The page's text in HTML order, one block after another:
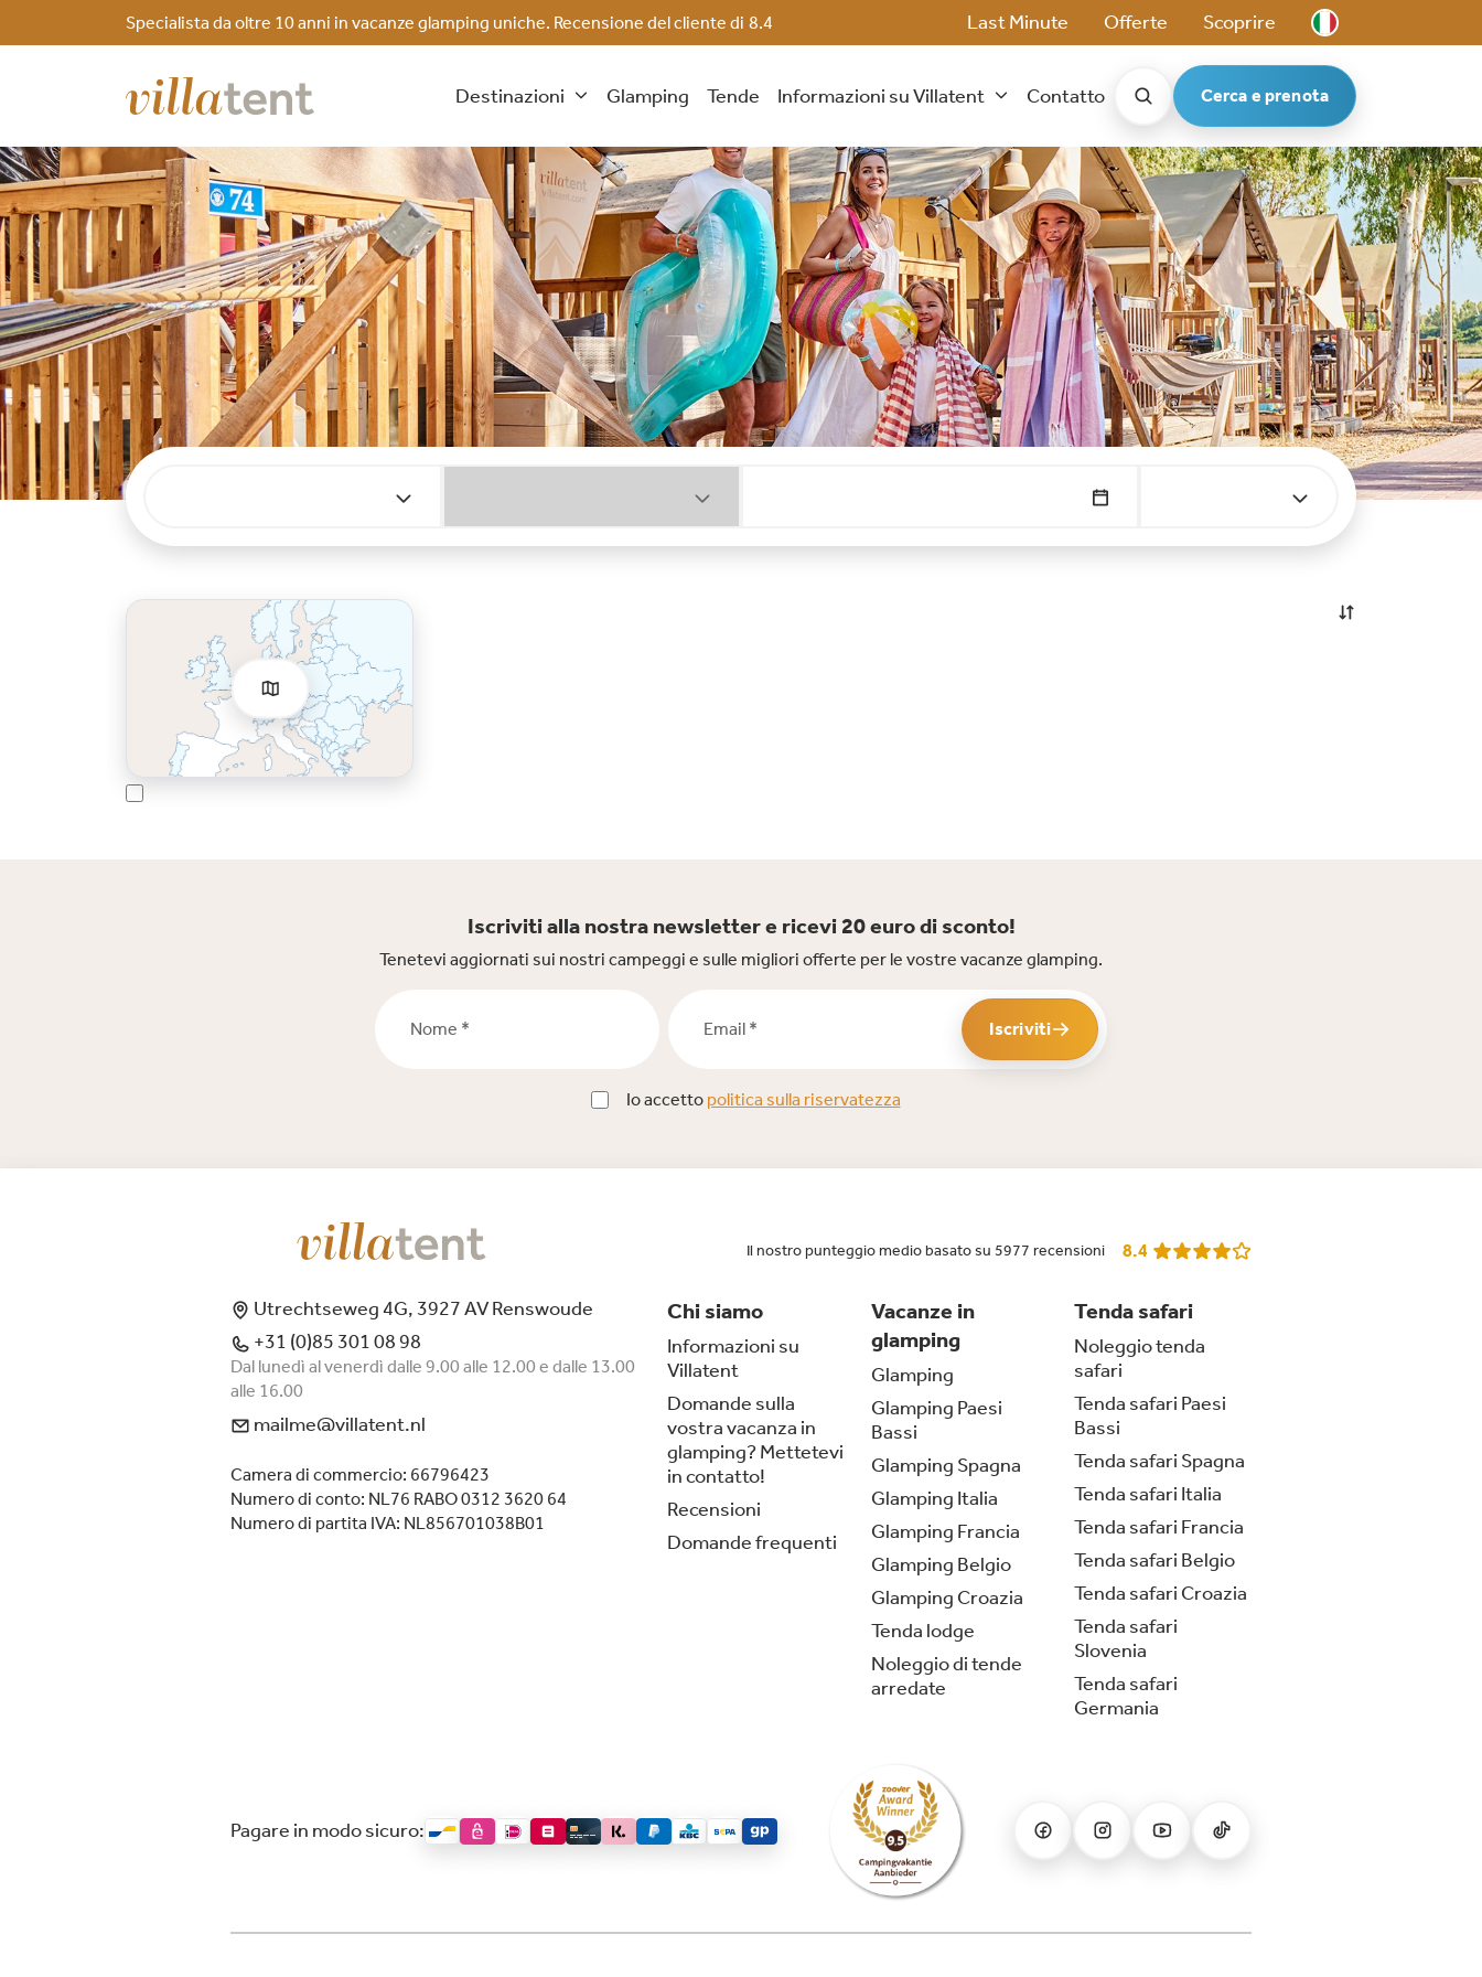
Specialista da oltre 10 anni in vacanze glamping uniche. Recensione del cliente di 8.4 Last Minute Offerte Scoprire
Destinazioni Glamping Tende Informazioni su Villatent Contatto Cerca e prenota
Iscriviti alla nostra newsletter e ricevi 20 euro di sconto!
Tenetevi aggiornati sui nostri campeggi e sulle migliori offerte per le vostre vacanze glamping.
Iscriviti
Io accetto politica sulla riservatezza
Il nostro punteggio medio basato su 5977 recensioni 8.4
Utrechtseweg 4G, 3927 AV Renswoude
+31 (0)85 301 08 98
Dal lunedì al venerdì dalle 9.00 alle 12.00 e dalle 13.00
alle 16.00
mailme@villatent.nl
Camera di commercio: 66796423
Numero di conto: NL76 RABO 0312 3620 64
Numero di partita IVA: NL856701038B01
Chi siamo
Informazioni su
Villatent
Domande sulla
vostra vacanza in
glamping? Mettetevi
in contatto!
Recensioni
Domande frequenti
Vacanze in
glamping
Glamping
Glamping Paesi
Bassi
Glamping Spagna
Glamping Italia
Glamping Francia
Glamping Belgio
Glamping Croazia
Tenda lodge
Noleggio di tende
arredate
Tenda safari
Noleggio tenda
safari
Tenda safari Paesi
Bassi
Tenda safari Spagna
Tenda safari Italia
Tenda safari Francia
Tenda safari Belgio
Tenda safari Croazia
Tenda safari
Slovenia
Tenda safari
Germania
Pagare in modo sicuro: